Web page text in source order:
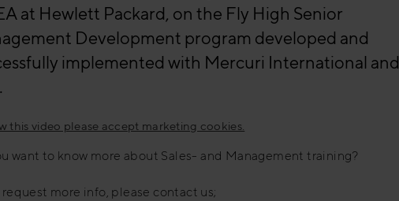
at Hewlett Packard, on the Fly High Senior
Development program developed and
implemented with Mercuri International and
this video please accept marketing cookies.
want to know more about Sales- and Management training?
request more info, please contact us;